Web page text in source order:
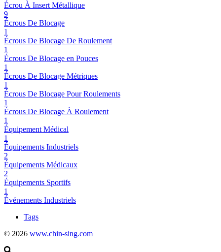
Écrou À Insert Métallique
9
Écrous De Blocage
1
Écrous De Blocage De Roulement
1
Écrous De Blocage en Pouces
1
Écrous De Blocage Métriques
1
Écrous De Blocage Pour Roulements
1
Écrous De Blocage À Roulement
1
Équipement Médical
1
Équipements Industriels
2
Équipements Médicaux
2
Équipements Sportifs
1
Événements Industriels
Tags
© 2026 www.chin-sing.com